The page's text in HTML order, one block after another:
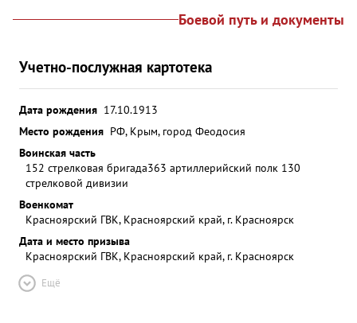
Боевой путь и документы
Учетно-послужная картотека
Дата рождения 17.10.1913
Место рождения РФ, Крым, город Феодосия
Воинская часть
152 стрелковая бригада363 артиллерийский полк 130
стрелковой дивизии
Военкомат
Красноярский ГВК, Красноярский край, г. Красноярск
Дата и место призыва
Красноярский ГВК, Красноярский край, г. Красноярск
Ещё